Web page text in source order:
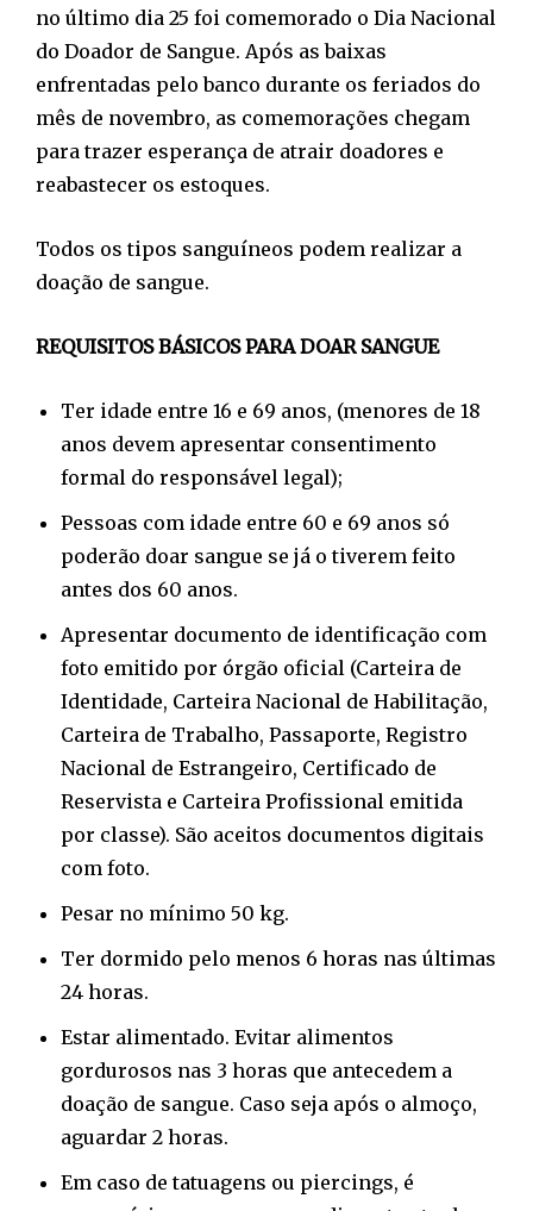
no último dia 25 foi comemorado o Dia Nacional
do Doador de Sangue. Após as baixas
enfrentadas pelo banco durante os feriados do
mês de novembro, as comemorações chegam
para trazer esperança de atrair doadores e
reabastecer os estoques.
Todos os tipos sanguíneos podem realizar a
doação de sangue.
REQUISITOS BÁSICOS PARA DOAR SANGUE
Ter idade entre 16 e 69 anos, (menores de 18
anos devem apresentar consentimento
formal do responsável legal);
⁠Pessoas com idade entre 60 e 69 anos só
poderão doar sangue se já o tiverem feito
antes dos 60 anos.
⁠Apresentar documento de identificação com
foto emitido por órgão oficial (Carteira de
Identidade, Carteira Nacional de Habilitação,
Carteira de Trabalho, Passaporte, Registro
Nacional de Estrangeiro, Certificado de
Reservista e Carteira Profissional emitida
por classe). São aceitos documentos digitais
com foto.
⁠Pesar no mínimo 50 kg.
⁠Ter dormido pelo menos 6 horas nas últimas
24 horas.
⁠Estar alimentado. Evitar alimentos
gordurosos nas 3 horas que antecedem a
doação de sangue. Caso seja após o almoço,
aguardar 2 horas.
⁠Em caso de tatuagens ou piercings, é